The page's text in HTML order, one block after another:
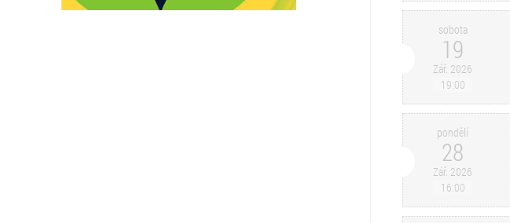
sobota
19
Zář. 2026
19:00
pondělí
28
Zář. 2026
16:00